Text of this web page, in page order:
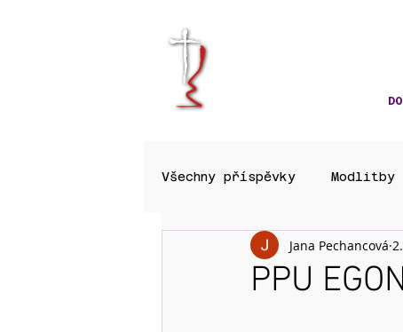
Všechny příspěvky Modlitby
PPU
Jana Pechancová